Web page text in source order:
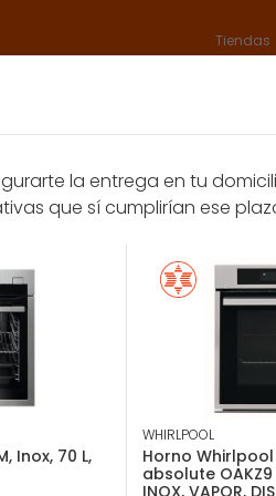
Tiendas
EOF3H50BX 65 L
la entrega en tu
que sí cumplirían ese
Inox, 70 L,
WHIRLPOOL
Horno
absolute OAKZ9
INOX, VAPOR,